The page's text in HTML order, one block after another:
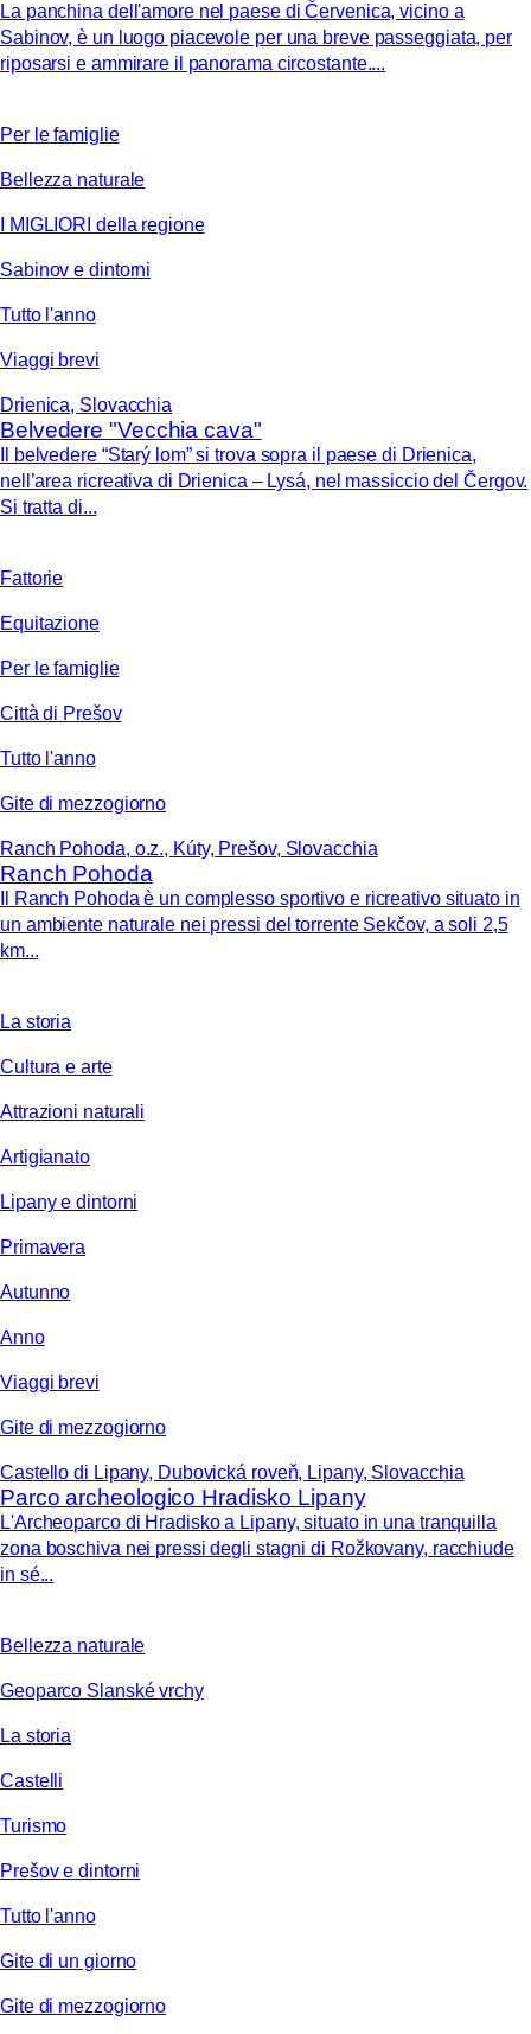
La panchina dell'amore nel paese di Červenica, vicino a
Sabinov, è un luogo piacevole per una breve passeggiata, per
riposarsi e ammirare il panorama circostante....
Per le famiglie
Bellezza naturale
I MIGLIORI della regione
Sabinov e dintorni
Tutto l'anno
Viaggi brevi
Drienica, Slovacchia
Belvedere "Vecchia cava"
Il belvedere “Starý lom” si trova sopra il paese di Drienica,
nell’area ricreativa di Drienica – Lysá, nel massiccio del Čergov.
Si tratta di...
Fattorie
Equitazione
Per le famiglie
Città di Prešov
Tutto l'anno
Gite di mezzogiorno
Ranch Pohoda, o.z., Kúty, Prešov, Slovacchia
Ranch Pohoda
Il Ranch Pohoda è un complesso sportivo e ricreativo situato in
un ambiente naturale nei pressi del torrente Sekčov, a soli 2,5
km...
La storia
Cultura e arte
Attrazioni naturali
Artigianato
Lipany e dintorni
Primavera
Autunno
Anno
Viaggi brevi
Gite di mezzogiorno
Castello di Lipany, Dubovická roveň, Lipany, Slovacchia
Parco archeologico Hradisko Lipany
L'Archeoparco di Hradisko a Lipany, situato in una tranquilla
zona boschiva nei pressi degli stagni di Rožkovany, racchiude
in sé...
Bellezza naturale
Geoparco Slanské vrchy
La storia
Castelli
Turismo
Prešov e dintorni
Tutto l'anno
Gite di un giorno
Gite di mezzogiorno